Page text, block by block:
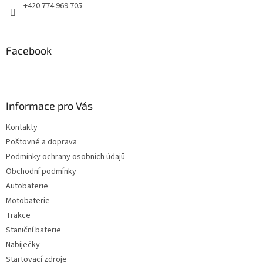
+420 774 969 705
Facebook
Informace pro Vás
Kontakty
Poštovné a doprava
Podmínky ochrany osobních údajů
Obchodní podmínky
Autobaterie
Motobaterie
Trakce
Staniční baterie
Nabíječky
Startovací zdroje